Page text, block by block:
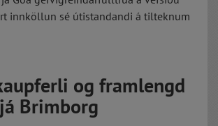
innköllun sé útistandandi á tilteknum
og framlengd
Brimborg